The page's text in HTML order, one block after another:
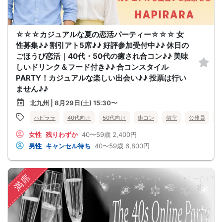
☆☆☆カジュアルな夏の恋活パーティー☆☆☆ 女
性募集♪♪ 割引アト5席♪♪ 好評参加受付中♪♪ 休日の
ごほうび恋活｜40代・50代の癒され合コン♪♪ 美味
しいドリンク＆フード付き♪♪ 合コンスタイル
PARTY！カジュアルな楽しい出会い♪♪ 投票は行い
ません♪♪
北九州 | 8月29日(土) 15:30〜
ハピララ 40代向け 50代向け 街コン 個室 公務員
女性 残りわずか 40〜59歳 2,400円
男性 キャンセル待ち 40〜59歳 6,800円
満席